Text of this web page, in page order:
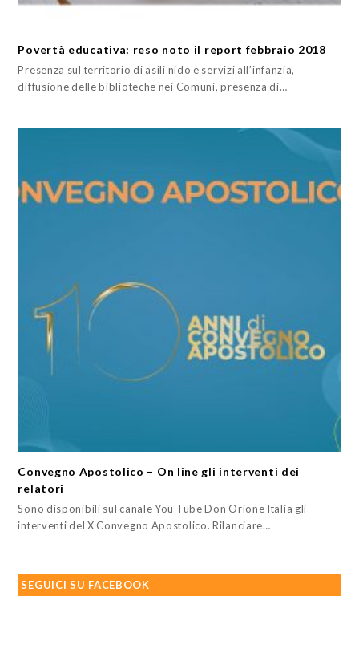
Povertà educativa: reso noto il report febbraio 2018
Presenza sul territorio di asili nido e servizi all’infanzia,
diffusione delle biblioteche nei Comuni, presenza di…
Convegno Apostolico – On line gli interventi dei
relatori
Sono disponibili sul canale You Tube Don Orione Italia gli
interventi del X Convegno Apostolico. Rilanciare…
SEGUICI SU FACEBOOK